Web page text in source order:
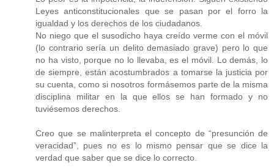
Leyes anticonstitucionales que se pasan por el forro la
igualdad y los derechos de los ciudadanos.
No niego que el susodicho haya creído verme con el móvil
(lo contrario sería un delito demasiado grave) pero lo que
no ha visto, porque no lo llevaba, es el móvil. Lo demás, lo
de siempre, están acostumbrados a tomarse la justicia por
su cuenta, como si nosotros formásemos parte de la misma
disciplina militar en la que ellos se han formado y no
tuviésemos derechos.
Creo que se malinterpreta el concepto de “presunción de
veracidad”, pues no es lo mismo pensar que se dice la
verdad que saber que se dice lo correcto.